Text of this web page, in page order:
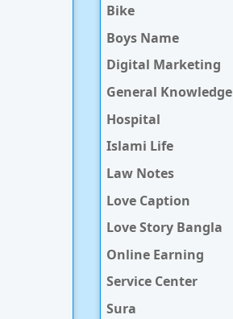
Bike
Boys Name
Digital Marketing
General Knowledge
Hospital
Islami Life
Law Notes
Love Caption
Love Story Bangla
Online Earning
Service Center
Sura